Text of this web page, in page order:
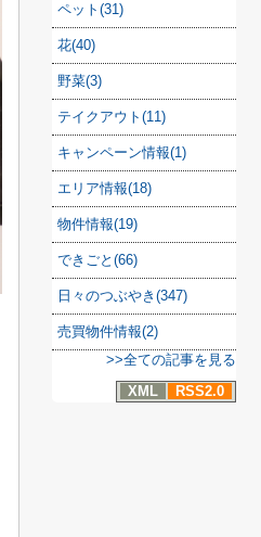
ペット(31)
花(40)
野菜(3)
テイクアウト(11)
キャンペーン情報(1)
エリア情報(18)
物件情報(19)
できごと(66)
日々のつぶやき(347)
売買物件情報(2)
>>全ての記事を見る
XML
RSS2.0